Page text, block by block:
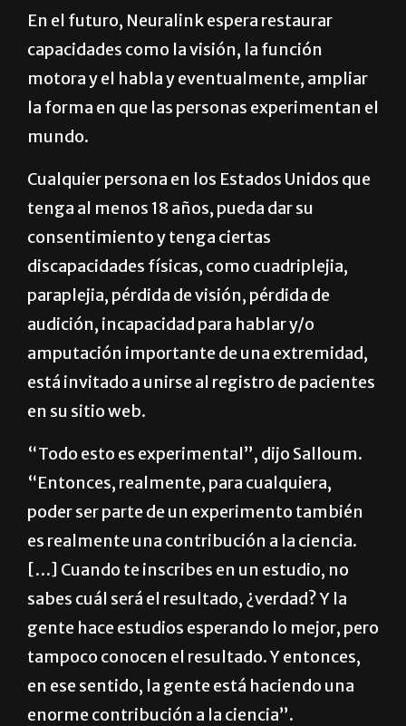
En el futuro, Neuralink espera restaurar
capacidades como la visión, la función
motora y el habla y eventualmente, ampliar
la forma en que las personas experimentan el
mundo.
Cualquier persona en los Estados Unidos que
tenga al menos 18 años, pueda dar su
consentimiento y tenga ciertas
discapacidades físicas, como cuadriplejia,
paraplejia, pérdida de visión, pérdida de
audición, incapacidad para hablar y/o
amputación importante de una extremidad,
está invitado a unirse al registro de pacientes
en su sitio web.
“Todo esto es experimental”, dijo Salloum.
“Entonces, realmente, para cualquiera,
poder ser parte de un experimento también
es realmente una contribución a la ciencia.
[…] Cuando te inscribes en un estudio, no
sabes cuál será el resultado, ¿verdad? Y la
gente hace estudios esperando lo mejor, pero
tampoco conocen el resultado. Y entonces,
en ese sentido, la gente está haciendo una
enorme contribución a la ciencia”.